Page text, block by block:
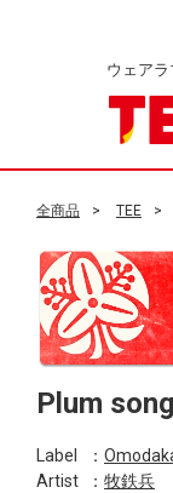
ウェア
全商品 TEE
Plum
Label ：
Artist
： 牧鉄兵